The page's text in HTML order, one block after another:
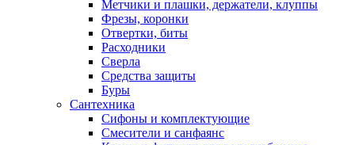
Метчики и плашки, держатели, клуппы
Фрезы, коронки
Отвертки, биты
Расходники
Сверла
Средства защиты
Буры
Сантехника
Сифоны и комплектующие
Смесители и санфаянс